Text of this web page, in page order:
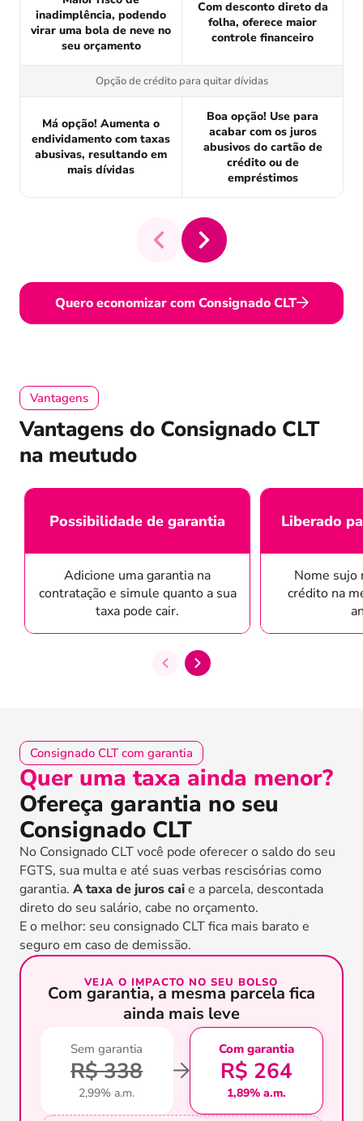
inadimplência, podendo
virar uma bola de neve no
seu orçamento
Com desconto direto da
folha, oferece maior
controle financeiro
Opção de crédito para quitar dívidas
Má opção! Aumenta o
endividamento com taxas
abusivas, resultando em
mais dívidas
Boa opção! Use para
acabar com os juros
abusivos do cartão de
crédito ou de
empréstimos
Quero economizar com Consignado CLT
Vantagens
Vantagens do Consignado CLT
na meutudo
Possibilidade de garantia
Adicione uma garantia na
contratação e simule quanto a sua
taxa pode cair.
Liberado
Nome sujo
crédito na
Consignado CLT com garantia
Quer uma taxa ainda menor?
Ofereça garantia no seu
Consignado CLT
No Consignado CLT você pode oferecer o saldo do seu
FGTS, sua multa e até suas verbas rescisórias como
garantia. A taxa de juros caie a parcela, descontada
direto do seu salário, cabe no orçamento.
E o melhor: seu consignado CLT fica mais barato e
seguro em caso de demissão.
VEJA O IMPACTO NO SEU BOLSO
Com garantia, a mesma parcela fica
ainda mais leve
Sem garantia
R$ 338
2,99% a.m.
Com garantia
R$ 264
1,89% a.m.